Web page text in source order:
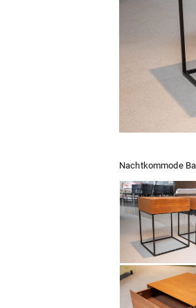
Nachtkommode